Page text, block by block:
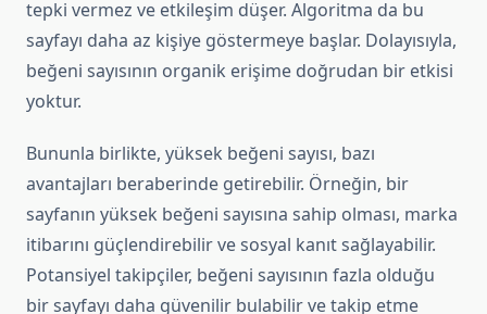
tepki vermez ve etkileşim düşer. Algoritma da bu
sayfayı daha az kişiye göstermeye başlar. Dolayısıyla,
beğeni sayısının organik erişime doğrudan bir etkisi
yoktur.
Bununla birlikte, yüksek beğeni sayısı, bazı
avantajları beraberinde getirebilir. Örneğin, bir
sayfanın yüksek beğeni sayısına sahip olması, marka
itibarını güçlendirebilir ve sosyal kanıt sağlayabilir.
Potansiyel takipçiler, beğeni sayısının fazla olduğu
bir sayfayı daha güvenilir bulabilir ve takip etme